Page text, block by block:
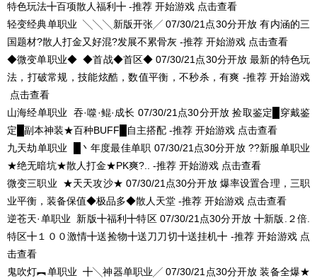
特色玩法╋百项散人福利╋ -推荐 开始游戏 点击查看
轻变经典单职业 ╲╲╲新版开张╱ 07/30/21点30分开放 有内涵的三
国题材?散人打金又好混?发展不累骨灰 -推荐 开始游戏 点击查看
◆微变单职业◆ ◆首战◆首区◆ 07/30/21点30分开放 最新的特色玩
法，打破常规，技能炫酷，数值平衡，不秒杀，有爽 -推荐 开始游戏
点击查看
山海经单职业
吞·噬·鲲·成长 07/30/21点30分开放 捡取鉴定█穿戴鉴
定█副本神装★百种BUFF█自主搭配 -推荐 开始游戏 点击查看
九天劫单职业
█丶年度最佳单职 07/30/21点30分开放 ??新服单职业
★绝无暗坑★散人打金★PK爽?.. -推荐 开始游戏 点击查看
微变三职业
★天天攻沙★ 07/30/21点30分开放 爆率设置合理，三职
业平衡，装备保值◆极品多◆散人天堂 -推荐 开始游戏 点击查看
逆苍天·单职业
新版╋福利╋特区 07/30/21点30分开放 ╋新版.２倍.
特区╋１００激情╋送捡物╋送刀刀切╋送挂机╋ -推荐 开始游戏 点
击查看
鬼吹灯︻单职业 ╋╲神器单职业╱ 07/30/21点30分开放 装备全爆★